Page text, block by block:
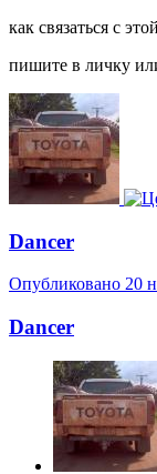
как связаться с
пишите в личку
Dancer
Опубликовано 20
Dancer